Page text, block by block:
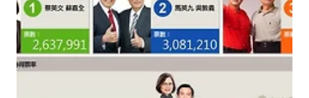
여자아이)가 되겠네." 이러길래. 제가 "난 중국 가서도 台妹할거야."했었습니
다. 상해로 간 후, 중국판 네이트온 QQ 닉네임을 台妹로 쓰면서 저의 상징으
로 굳어졌습니다. 대만에서 오래 살다보니 대만식 중국어로 말하다보니 더더욱
台妹틱해졌습니다. 중국에서 공부하면서 ..